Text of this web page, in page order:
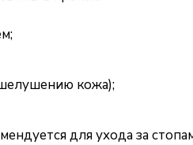
шелушению кожа);
для ухода за